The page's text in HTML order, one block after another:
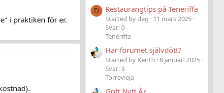
i praktiken för er.
D Restaurangtips på Teneriffa
Started by dag
11 mars 2025
Svar: 0
Teneriffa
Har forumet självdött?
Started by Kenth 8 januari 2025
Svar: 3
Torrevieja